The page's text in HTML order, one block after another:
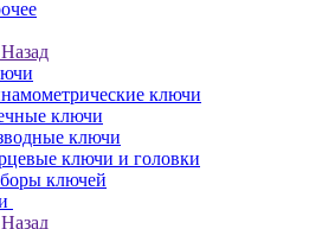
Назад
ключи
ключи
ключи
ключи и головки
ключей
Назад